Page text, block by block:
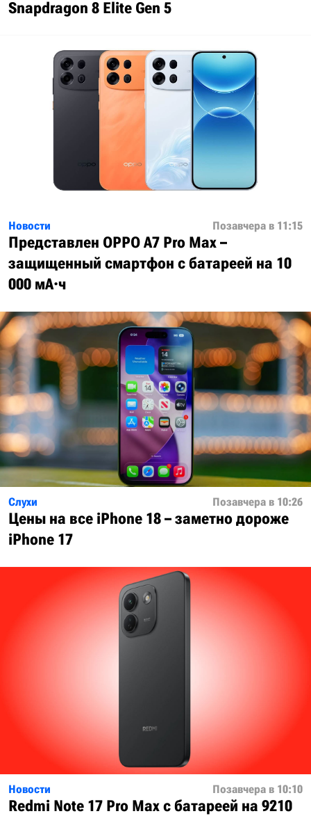
Snapdragon 8 Elite Gen 5
Новости Позавчера в 11:15
Представлен OPPO A7 Pro Max –
защищенный смартфон с батареей на 10
000 мА·ч
Слухи Позавчера в 10:26
Цены на все iPhone 18 – заметно дороже
iPhone 17
Новости Позавчера в 10:10
Redmi Note 17 Pro Max с батареей на 9210